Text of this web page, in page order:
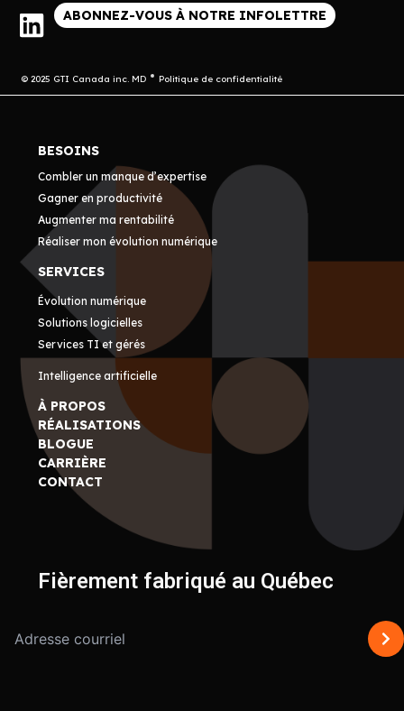
ABONNEZ-VOUS À NOTRE INFOLETTRE
© 2025 GTI Canada inc. MD Politique de confidentialité
BESOINS
Combler un manque d’expertise
Gagner en productivité
Augmenter ma rentabilité
Réaliser mon évolution numérique
SERVICES
Évolution numérique
Solutions logicielles
Services TI et gérés
Intelligence artificielle
À PROPOS
RÉALISATIONS
BLOGUE
CARRIÈRE
CONTACT
Fièrement fabriqué au Québec